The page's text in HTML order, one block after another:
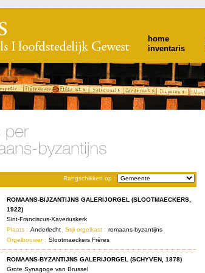
home
inventaris
Rangschikken op :
ROMAANS-BIJZANTIJNS GALERIJORGEL (SLOOTMAECKERS,
1922)
Sint-Franciscus-Xaveriuskerk
Plaats : Anderlecht Stijl orgelkast : romaans-byzantijns
Orgelbouwer : Slootmaeckers Frères
ROMAANS-BYZANTIJNS GALERIJORGEL (SCHYVEN, 1878)
Grote Synagoge van Brussel